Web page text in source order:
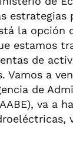
estrategias
la opción
estamos
de
Vamos a
de
va a